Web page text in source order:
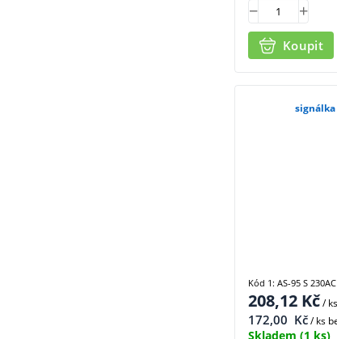
Koupit
signálka
208,12 Kč/ ks
172,00 Kč/ ks
Skladem (1 ks)
Kód 1: AS-95 S 230AC